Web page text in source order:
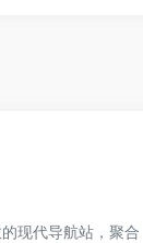
现代导航站，聚合